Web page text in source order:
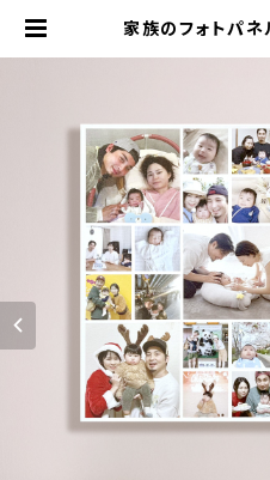
家族のフォトパ